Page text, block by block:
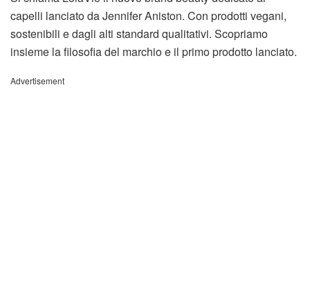
capelli lanciato da Jennifer Aniston. Con prodotti vegani,
sostenibili e dagli alti standard qualitativi. Scopriamo
insieme la filosofia del marchio e il primo prodotto lanciato.
Advertisement